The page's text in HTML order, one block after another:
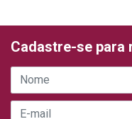
Cadastre-se para